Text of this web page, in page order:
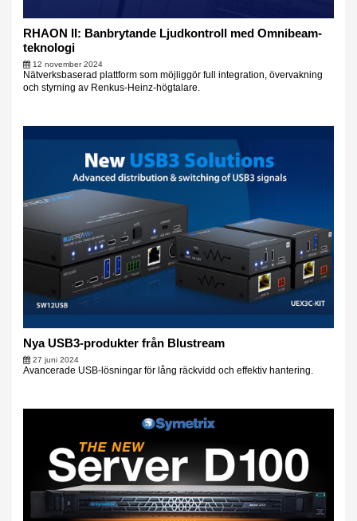
RHAON II: Banbrytande Ljudkontroll med Omnibeam-
teknologi
12 november 2024
Nätverksbaserad plattform som möjliggör full integration, övervakning
och styrning av Renkus-Heinz-högtalare.
Nya USB3-produkter från Blustream
27 juni 2024
Avancerade USB-lösningar för lång räckvidd och effektiv hantering.